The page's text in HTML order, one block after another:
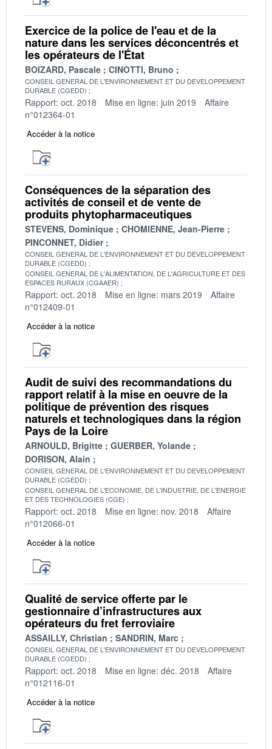
Exercice de la police de l'eau et de la
nature dans les services déconcentrés et
les opérateurs de l'État
BOIZARD, Pascale CINOTTI, Bruno
CONSEIL GENERAL DE L'ENVIRONNEMENT ET DU DEVELOPPEMENT
DURABLE (CGEDD)
Rapport: oct. 2018 Mise en ligne: juin 2019
Affaire
n°012364-01
Accéder à la notice
Conséquences de la séparation des
activités de conseil et de vente de
produits phytopharmaceutiques
STEVENS, Dominique
CHOMIENNE, Jean-Pierre
PINCONNET, Didier
CONSEIL GENERAL DE L'ENVIRONNEMENT ET DU DEVELOPPEMENT
DURABLE (CGEDD)
CONSEIL GENERAL DE L'ALIMENTATION, DE L'AGRICULTURE ET DES
ESPACES RURAUX (CGAAER)
Rapport: oct. 2018 Mise en ligne: mars 2019
Affaire
n°012409-01
Accéder à la notice
Audit de suivi des recommandations du
rapport relatif à la mise en oeuvre de la
politique de prévention des risques
naturels et technologiques dans la région
Pays de la Loire
ARNOULD, Brigitte
GUERBER, Yolande
DORISON, Alain
CONSEIL GENERAL DE L'ENVIRONNEMENT ET DU DEVELOPPEMENT
DURABLE (CGEDD)
CONSEIL GENERAL DE L'ECONOMIE, DE L'INDUSTRIE, DE L'ENERGIE
ET DES TECHNOLOGIES (CGE)
Rapport: oct. 2018 Mise en ligne: nov. 2018
Affaire
n°012066-01
Accéder à la notice
Qualité de service offerte par le
gestionnaire d’infrastructures aux
opérateurs du fret ferroviaire
ASSAILLY, Christian SANDRIN, Marc
CONSEIL GENERAL DE L'ENVIRONNEMENT ET DU DEVELOPPEMENT
DURABLE (CGEDD)
Rapport: oct. 2018 Mise en ligne: déc. 2018
Affaire
n°012116-01
Accéder à la notice